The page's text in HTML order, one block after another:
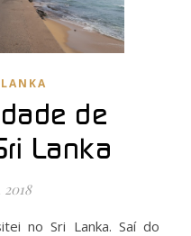
de
Lanka
2018